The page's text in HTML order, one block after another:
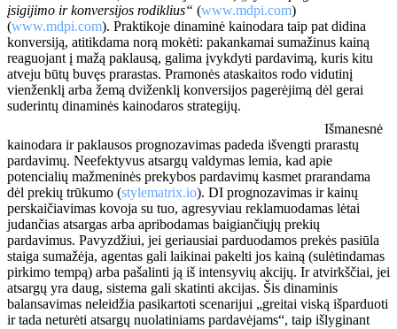
įsigijimo ir konversijos rodiklius“ (www.mdpi.com)
(www.mdpi.com). Praktikoje dinaminė kainodara taip pat didina
konversiją, atitikdama norą mokėti: pakankamai sumažinus kainą
reaguojant į mažą paklausą, galima įvykdyti pardavimą, kuris kitu
atveju būtų buvęs prarastas. Pramonės ataskaitos rodo vidutinį
vienženklį arba žemą dviženklį konversijos pagerėjimą dėl gerai
suderintų dinaminės kainodaros strategijų.
Išmanesnė
kainodara ir paklausos prognozavimas padeda išvengti prarastų
pardavimų. Neefektyvus atsargų valdymas lemia, kad apie
potencialių mažmeninės prekybos pardavimų kasmet prarandama
dėl prekių trūkumo (stylematrix.io). DI prognozavimas ir kainų
perskaičiavimas kovoja su tuo, agresyviau reklamuodamas lėtai
judančias atsargas arba apribodamas baigiančiųjų prekių
pardavimus. Pavyzdžiui, jei geriausiai parduodamos prekės pasiūla
staiga sumažėja, agentas gali laikinai pakelti jos kainą (sulėtindamas
pirkimo tempą) arba pašalinti ją iš intensyvių akcijų. Ir atvirkščiai, jei
atsargų yra daug, sistema gali skatinti akcijas. Šis dinaminis
balansavimas neleidžia pasikartoti scenarijui „greitai viską išparduoti
ir tada neturėti atsargų nuolatiniams pardavėjams“, taip išlyginant